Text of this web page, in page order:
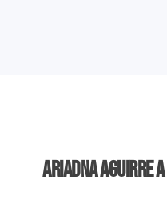
Ariadna Aguirre